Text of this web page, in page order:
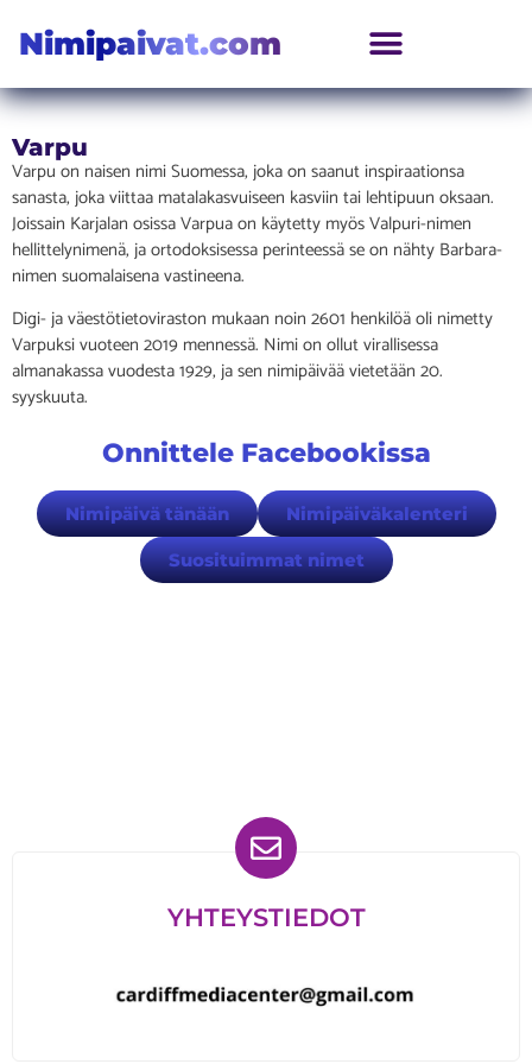
Nimipaivat.com
Varpu
Varpu on naisen nimi Suomessa, joka on saanut inspiraationsa
sanasta, joka viittaa matalakasvuiseen kasviin tai lehtipuun oksaan.
Joissain Karjalan osissa Varpua on käytetty myös Valpuri-nimen
hellittelynimenä, ja ortodoksisessa perinteessä se on nähty Barbara-
nimen suomalaisena vastineena.
Digi- ja väestötietoviraston mukaan noin 2601 henkilöä oli nimetty
Varpuksi vuoteen 2019 mennessä. Nimi on ollut virallisessa
almanakassa vuodesta 1929, ja sen nimipäivää vietetään 20.
syyskuuta.
Onnittele Facebookissa
Nimipäivä tänään Nimipäiväkalenteri
Suosituimmat nimet
YHTEYSTIEDOT